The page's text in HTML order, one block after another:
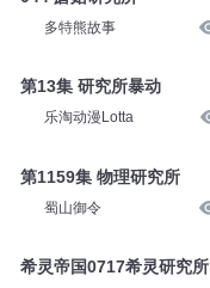
多特熊故事
第13集 研究所暴动
乐淘动漫Lotta
第1159集 物理研究所
蜀山御令
希灵帝国0717希灵研究所